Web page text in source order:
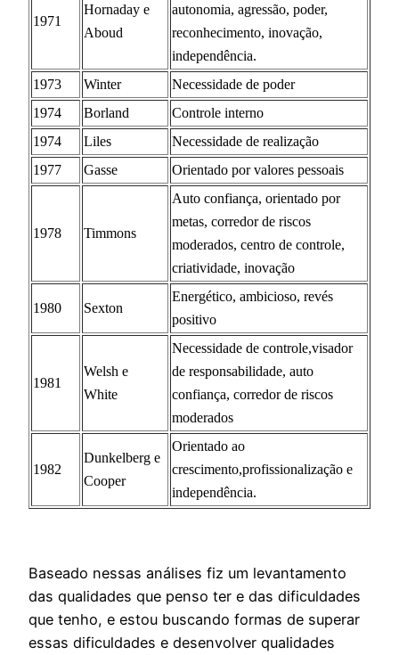
1971
Hornaday e
Aboud
autonomia, agressão, poder,
reconhecimento, inovação,
independência.
1973
Winter
Necessidade de poder
1974
Borland
Controle interno
1974
Liles
Necessidade de realização
1977
Gasse Orientado por valores pessoais
1978 Timmons
Auto confiança, orientado por
metas, corredor de riscos
moderados, centro de controle,
criatividade, inovação
1980 Sexton
Energético, ambicioso, revés
positivo
1981
Welsh e
White
Necessidade de controle,visador
de responsabilidade, auto
confiança, corredor de riscos
moderados
1982
Dunkelberg e
Cooper
Orientado ao
crescimento,profissionalização e
independência.
Baseado nessas análises fiz um levantamento
das qualidades que penso ter e das dificuldades
que tenho, e estou buscando formas de superar
essas dificuldades e desenvolver qualidades